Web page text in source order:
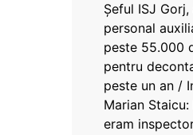
Șeful ISJ
personal
peste 55.000
pentru
peste un an /
Marian
eram